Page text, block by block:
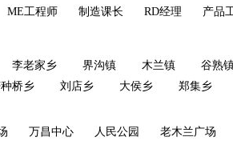
ME工程师 制造课长 RD经理 产品
李老家乡 界沟镇 木兰镇 谷熟
桥乡 刘店乡 大侯乡 郑集乡
万昌中心 人民公园 老木兰广场